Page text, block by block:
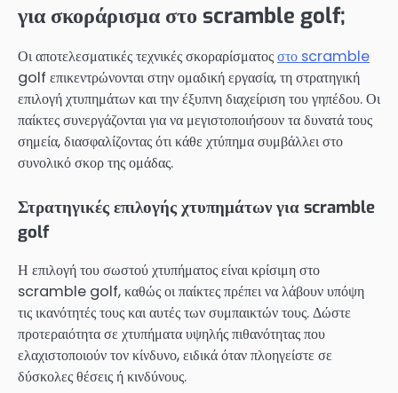
για σκοράρισμα στο scramble golf;
Οι αποτελεσματικές τεχνικές σκοραρίσματοςστο scramble
golf επικεντρώνονται στην ομαδική εργασία, τη στρατηγική
επιλογή χτυπημάτων και την έξυπνη διαχείριση του γηπέδου. Οι
παίκτες συνεργάζονται για να μεγιστοποιήσουν τα δυνατά τους
σημεία, διασφαλίζοντας ότι κάθε χτύπημα συμβάλλει στο
συνολικό σκορ της ομάδας.
Στρατηγικές επιλογής χτυπημάτων για scramble
golf
Η επιλογή του σωστού χτυπήματος είναι κρίσιμη στο
scramble golf, καθώς οι παίκτες πρέπει να λάβουν υπόψη
τις ικανότητές τους και αυτές των συμπαικτών τους. Δώστε
προτεραιότητα σε χτυπήματα υψηλής πιθανότητας που
ελαχιστοποιούν τον κίνδυνο, ειδικά όταν πλοηγείστε σε
δύσκολες θέσεις ή κινδύνους.